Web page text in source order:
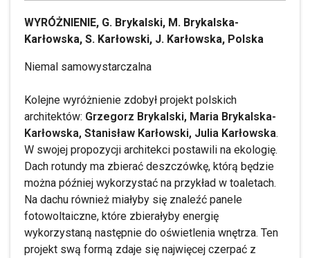
WYRÓŻNIENIE, G. Brykalski, M. Brykalska-
Karłowska, S. Karłowski, J. Karłowska, Polska
Niemal samowystarczalna
Kolejne wyróżnienie zdobył projekt polskich
architektów: Grzegorz Brykalski, Maria Brykalska-
Karłowska, Stanisław Karłowski, Julia Karłowska.
W swojej propozycji architekci postawili na ekologię.
Dach rotundy ma zbierać deszczówkę, którą będzie
można później wykorzystać na przykład w toaletach.
Na dachu również miałyby się znaleźć panele
fotowoltaiczne, które zbierałyby energię
wykorzystaną następnie do oświetlenia wnętrza. Ten
projekt swą formą zdaje się najwięcej czerpać z